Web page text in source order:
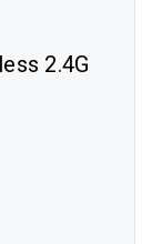
2.4G